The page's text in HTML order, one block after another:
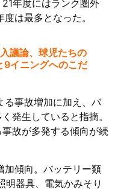
年度にはランク圏外
は最多となった。
議論、球児たちの
イニングへのこだ
る事故増加に加え、バ
発生していると指摘。
事故が多発する傾向が続
加傾向。バッテリー類
明器具、電気かみそり